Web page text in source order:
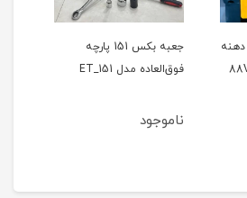
ولت دهنه
جعبه بکس 151 پارچه
فوق‌العاده مدل ET_151
ناموجود